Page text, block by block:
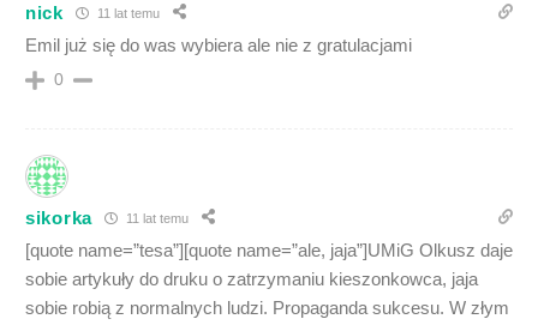
nick 11 lat temu
Emil już się do was wybiera ale nie z gratulacjami
0
sikorka 11 lat temu
[quote name=”tesa”][quote name=”ale, jaja”]UMiG Olkusz daje
sobie artykuły do druku o zatrzymaniu kieszonkowca, jaja
sobie robią z normalnych ludzi. Propaganda sukcesu. W złym